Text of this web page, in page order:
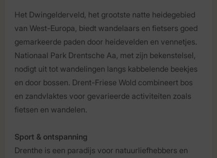
Het Dwingelderveld, het grootste natte heidegebied
van West-Europa, biedt wandelaars en fietsers goed
gemarkeerde paden door heidevelden en vennetjes.
Nationaal Park Drentsche Aa, met zijn bekenstelsel,
nodigt uit tot wandelingen langs kabbelende beekjes
en door bossen. Drent-Friese Wold combineert bos
en zandvlaktes voor gevarieerde activiteiten zoals
fietsen en wandelen.
Sport & ontspanning
Drenthe is een paradijs voor natuurliefhebbers en